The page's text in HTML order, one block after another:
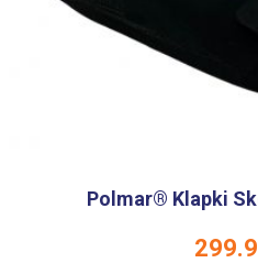
Polmar® Klapki